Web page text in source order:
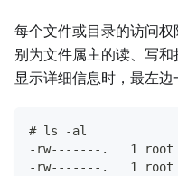
每个文件或目录的访问
别为文件属主的读、写
显示详细信息时，最左
# ls -al
-rw-------.   1 root
-rw-------.   1 root